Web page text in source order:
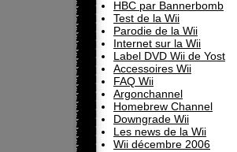
HBC par Bannerbomb
Test de la Wii
Parodie de la Wii
Internet sur la Wii
Label DVD Wii de Yost
Accessoires Wii
FAQ Wii
Argonchannel
Homebrew Channel
Downgrade Wii
Les news de la Wii
Wii décembre 2006